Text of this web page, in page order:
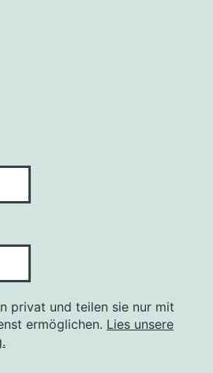
privat und teilen sie nur mit
ermöglichen. Lies unsere